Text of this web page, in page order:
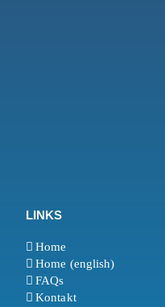
LINKS
Home
Home (english)
FAQs
Kontakt